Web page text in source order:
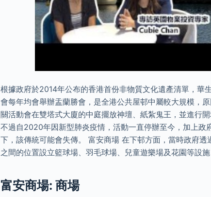
根據政府於2014年公布的香港首份非物質文化遺產清單，華
會每年均會舉辦盂蘭勝會，是全港公共屋邨中屬較大規模，
關活動會在雙塔式大廈的中庭擺放神壇、紙紮鬼王，並進行
不過自2020年因新型肺炎疫情，活動一直停辦至今，加上政
下，該傳統可能會失傳。 富安商場 在下邨方面，當時政府
之間的位置設立籃球場、羽毛球場、兒童遊樂場及花園等設施
富安商場: 商場